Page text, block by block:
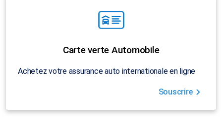
Carte verte Automobile
Achetez votre assurance auto internationale en ligne
Souscrire